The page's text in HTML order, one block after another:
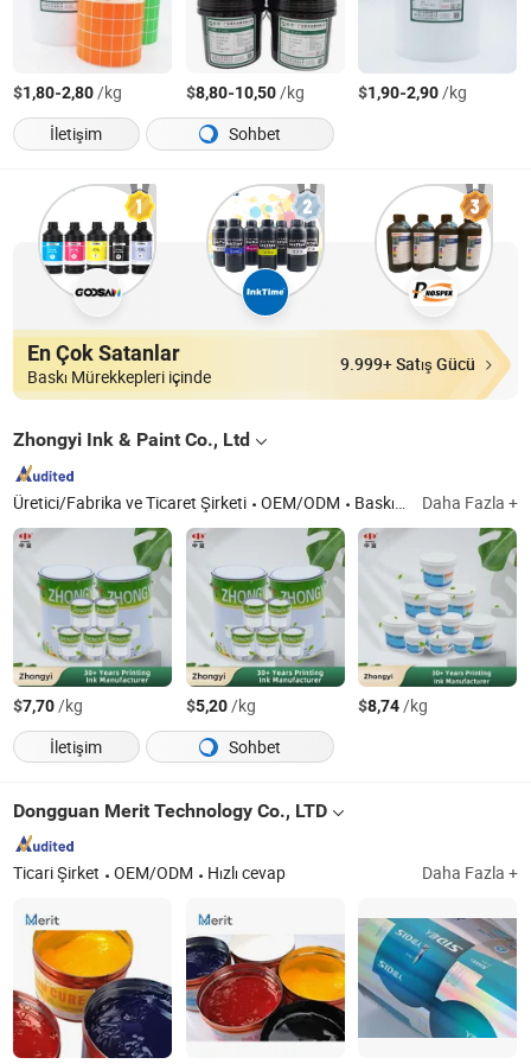
$1,80-2,80/kg $8,80-10,50/kg $1,90-2,90/kg
İletişim
Sohbet
En Çok Satanlar
Baskı Mürekkepleri içinde
9.999+ Satış Gücü
Zhongyi Ink & Paint Co., Ltd
Üretici/Fabrika ve Ticaret Şirketi OEM/ODM Baskı Mürekkebi Daha Fazla +
$7,70/kg $5,20/kg $8,74/kg
İletişim
Sohbet
Dongguan Merit Technology Co., LTD
Ticari Şirket OEM/ODM Hızlı cevap Daha Fazla +